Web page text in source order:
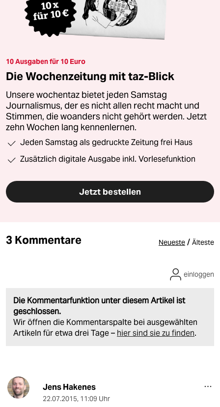
10 Ausgaben für 10 Euro
Die Wochenzeitung mit taz-Blick
Unsere wochentaz bietet jeden Samstag
Journalismus, der es nicht allen recht macht und
Stimmen, die woanders nicht gehört werden. Jetzt
zehn Wochen lang kennenlernen.
Jeden Samstag als gedruckte Zeitung frei Haus
Zusätzlich digitale Ausgabe inkl. Vorlesefunktion
Jetzt bestellen
3 Kommentare Neueste / Älteste
Die Kommentarfunktion unter diesem Artikel ist
geschlossen.
Wir öffnen die Kommentarspalte bei ausgewählten
Artikeln für etwa drei Tage – hier sind sie zu finden.
einloggen
Jens Hakenes
22.07.2015, 11:09 Uhr